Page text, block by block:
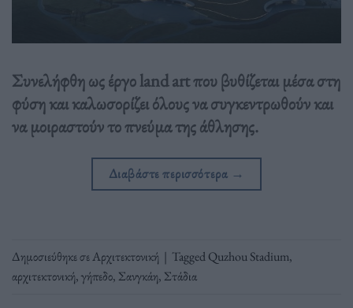
Συνελήφθη ως έργο land art που βυθίζεται μέσα στη
φύση και καλωσορίζει όλους να συγκεντρωθούν και
να μοιραστούν το πνεύμα της άθλησης.
Διαβάστε περισσότερα →
Δημοσιεύθηκε σεΑρχιτεκτονική | TaggedQuzhou Stadium,
αρχιτεκτονική,γήπεδο, Σανγκάη, Στάδια